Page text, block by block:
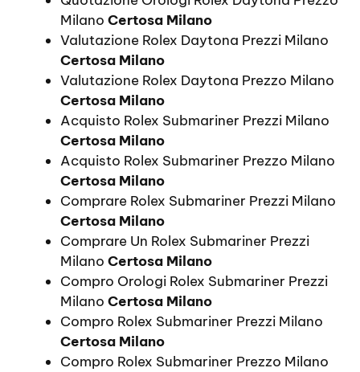
Milano Certosa Milano
Valutazione Rolex Daytona Prezzi Milano
Certosa Milano
Valutazione Rolex Daytona Prezzo Milano
Certosa Milano
Acquisto Rolex Submariner Prezzi Milano
Certosa Milano
Acquisto Rolex Submariner Prezzo Milano
Certosa Milano
Comprare Rolex Submariner Prezzi Milano
Certosa Milano
Comprare Un Rolex Submariner Prezzi
Milano Certosa Milano
Compro Orologi Rolex Submariner Prezzi
Milano Certosa Milano
Compro Rolex Submariner Prezzi Milano
Certosa Milano
Compro Rolex Submariner Prezzo Milano